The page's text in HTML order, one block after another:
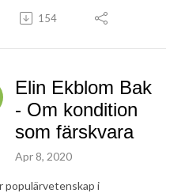
154
Elin Ekblom Bak
- Om kondition
som färskvara
Apr 8, 2020
populärvetenskap i